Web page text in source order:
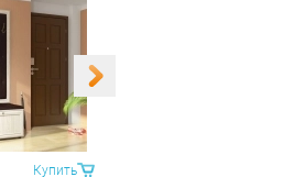
Купить